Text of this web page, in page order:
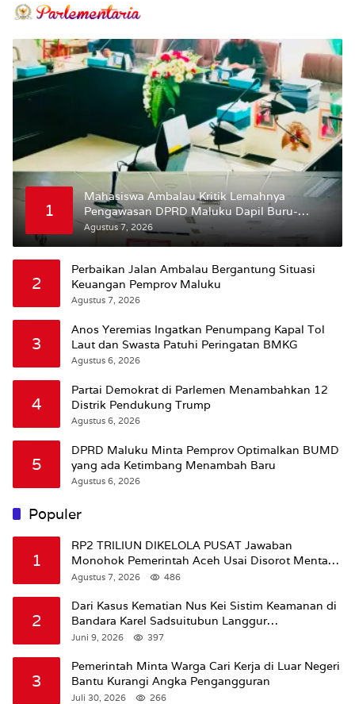
1
Mahasiswa Ambalau Kritik Lemahnya
Pengawasan DPRD Maluku Dapil Buru-
Bursel Terhadap Proses Perubahan Status
Jalan
Agustus 7, 2026
2
Perbaikan Jalan Ambalau Bergantung Situasi
Keuangan Pemprov Maluku
Agustus 7, 2026
3
Anos Yeremias Ingatkan Penumpang Kapal Tol
Laut dan Swasta Patuhi Peringatan BMKG
Agustus 6, 2026
4
Partai Demokrat di Parlemen Menambahkan 12
Distrik Pendukung Trump
Agustus 6, 2026
5
DPRD Maluku Minta Pemprov Optimalkan BUMD
yang ada Ketimbang Menambah Baru
Agustus 6, 2026
Populer
1
RP2 TRILIUN DIKELOLA PUSAT Jawaban
Monohok Pemerintah Aceh Usai Disorot Mentan
Amran Soal Dana Pertanian
Agustus 7, 2026 486
2
Dari Kasus Kematian Nus Kei Sistim Keamanan di
Bandara Karel Sadsuitubun Langgur
Dipertanyakan
Juni 9, 2026 397
3
Pemerintah Minta Warga Cari Kerja di Luar Negeri
Bantu Kurangi Angka Pengangguran
Juli 30, 2026 266